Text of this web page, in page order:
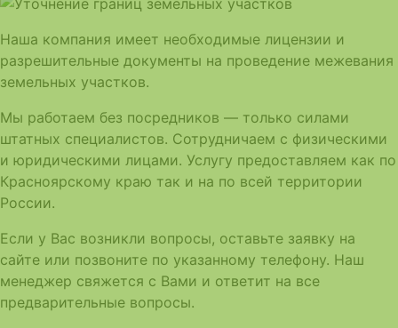
Наша компания имеет необходимые лицензии и
разрешительные документы на проведение межевания
земельных участков.
Мы работаем без посредников — только силами
штатных специалистов. Сотрудничаем с физическими
и юридическими лицами. Услугу предоставляем как по
Красноярскому краю так и на по всей территории
России.
Если у Вас возникли вопросы, оставьте заявку на
сайте или позвоните по указанному телефону. Наш
менеджер свяжется с Вами и ответит на все
предварительные вопросы.